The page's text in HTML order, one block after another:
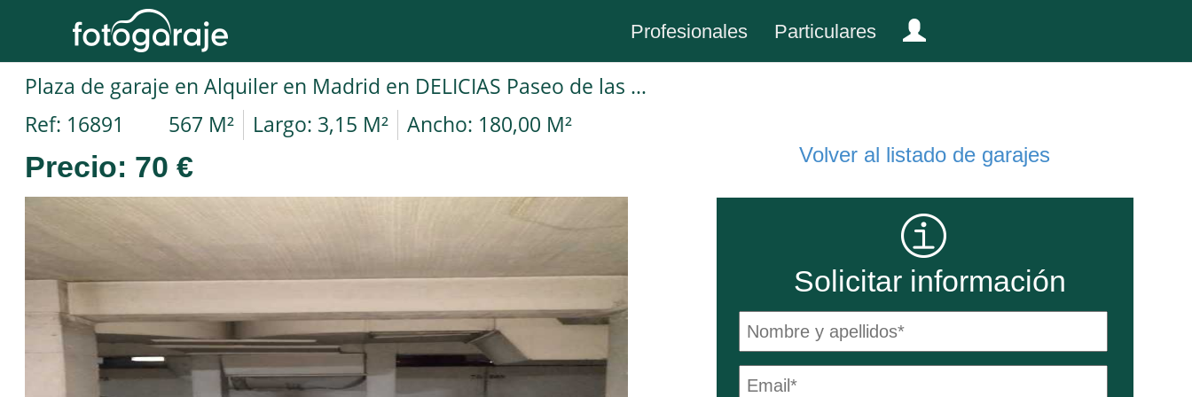
Profesionales Particulares
Plaza de garaje en Alquiler en Madrid en DELICIAS Paseo de las Delicias
Ref: 16891
567 M² Largo: 3,15 M² Ancho: 180,00 M²
Precio: 70 € Volver al listado de garajes
Solicitar información